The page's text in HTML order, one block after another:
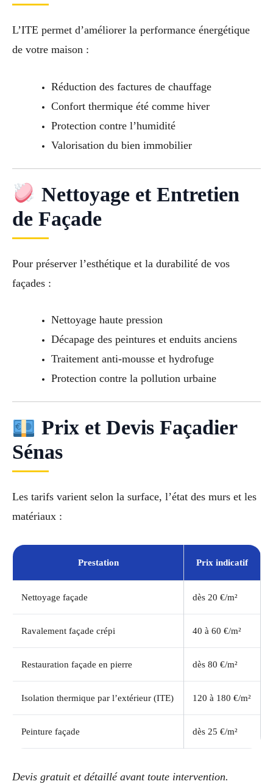
L’ITE permet d’améliorer la performance énergétique
de votre maison :
Réduction des factures de chauffage
Confort thermique été comme hiver
Protection contre l’humidité
Valorisation du bien immobilier
Nettoyage et Entretien
de Façade
Pour préserver l’esthétique et la durabilité de vos
façades :
Nettoyage haute pression
Décapage des peintures et enduits anciens
Traitement anti-mousse et hydrofuge
Protection contre la pollution urbaine
Prix et Devis Façadier
Sénas
Les tarifs varient selon la surface, l’état des murs et les
matériaux :
Prestation Prix indicatif
Nettoyage façade dès 20 €/m²
Ravalement façade crépi 40 à 60 €/m²
Restauration façade en pierre dès 80 €/m²
Isolation thermique par l’extérieur (ITE) 120 à 180 €/m²
Peinture façade dès 25 €/m²
Devis gratuit et détaillé avant toute intervention.